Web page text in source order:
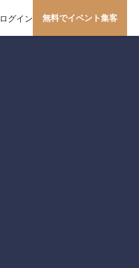
ログイン 無料でイベント集客